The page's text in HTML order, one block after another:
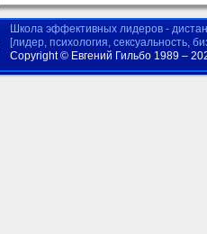
Школа эффективных лидеров -
[лидер, психология, сексуальность,
Copyright © Евгений Гильбо 1989 –